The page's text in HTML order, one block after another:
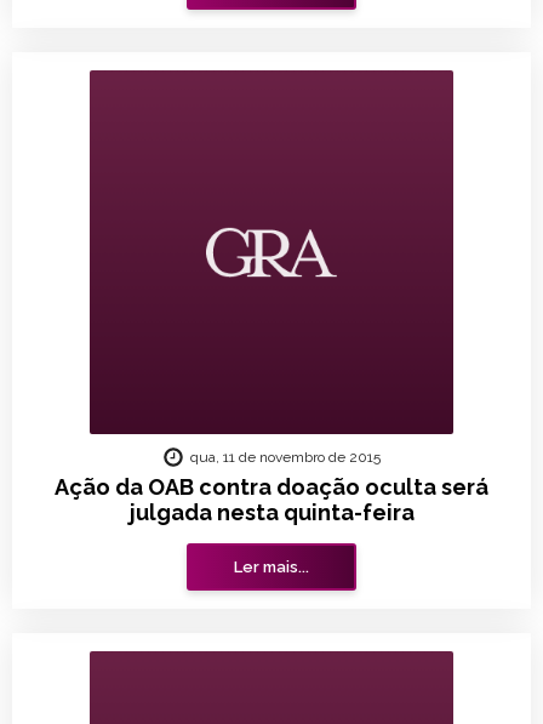
Ação da OAB contra doação oculta será
julgada nesta quinta-feira
qua, 11 de novembro de 2015
Ler mais...